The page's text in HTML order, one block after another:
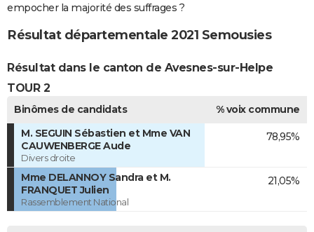
empocher la majorité des suffrages ?
Résultat départementale 2021 Semousies
Résultat dans le canton de Avesnes-sur-Helpe
TOUR 2
Binômes de candidats
% voix commune
M. SEGUIN Sébastien et Mme VAN
CAUWENBERGE Aude
Divers droite
78,95%
Mme DELANNOY Sandra et M.
FRANQUET Julien
Rassemblement National
21,05%